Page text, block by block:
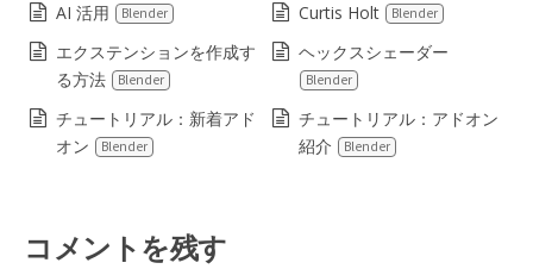
AI 活用 Blender Curtis Holt Blender
エクステンションを作成す
る方法
Blender
ヘックスシェーダー
Blender
チュートリアル：新着アド
オン
Blender
チュートリアル：アドオン
紹介
Blender
コメントを残す